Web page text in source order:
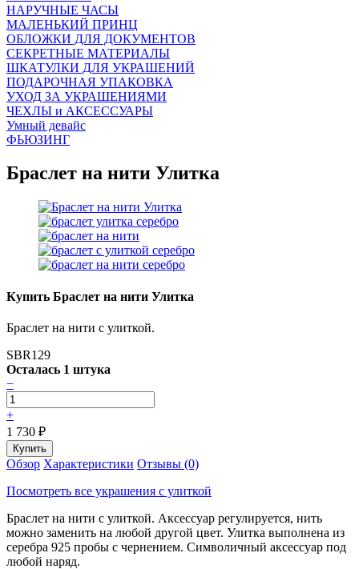
НАРУЧНЫЕ ЧАСЫ
МАЛЕНЬКИЙ ПРИНЦ
ОБЛОЖКИ ДЛЯ ДОКУМЕНТОВ
СЕКРЕТНЫЕ МАТЕРИАЛЫ
ШКАТУЛКИ ДЛЯ УКРАШЕНИЙ
ПОДАРОЧНАЯ УПАКОВКА
УХОД ЗА УКРАШЕНИЯМИ
ЧEХЛЫ и АКСЕССУАРЫ
Умный девайс
ФЬЮЗИНГ
Браслет на нити Улитка
Купить Браслет на нити Улитка
Браслет на нити с улиткой.
SBR129
Осталась 1 штука
−
+
1 730 ₽
Обзор Характеристики Отзывы (0)
Посмотреть все украшения с улиткой
Браслет на нити с улиткой. Аксессуар регулируется, нить
можно заменить на любой другой цвет. Улитка выполнена из
серебра 925 пробы с чернением. Символичный аксессуар под
любой наряд.